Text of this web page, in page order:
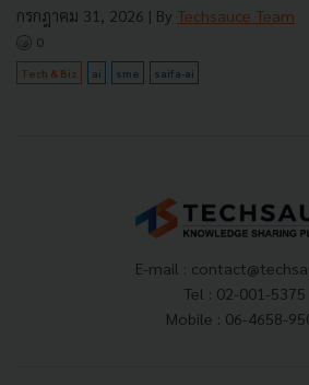
กรกฎาคม 31, 2026 | By Techsauce Team
0
Tech & Biz ai sme saifa-ai
E-mail :
Tel : 02-001-5375
Mobile : 06-4658-